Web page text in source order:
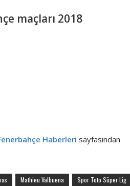
maçları 2018
Haberleri sayfasından
Mathieu Valbuena Spor Toto Süper Lig